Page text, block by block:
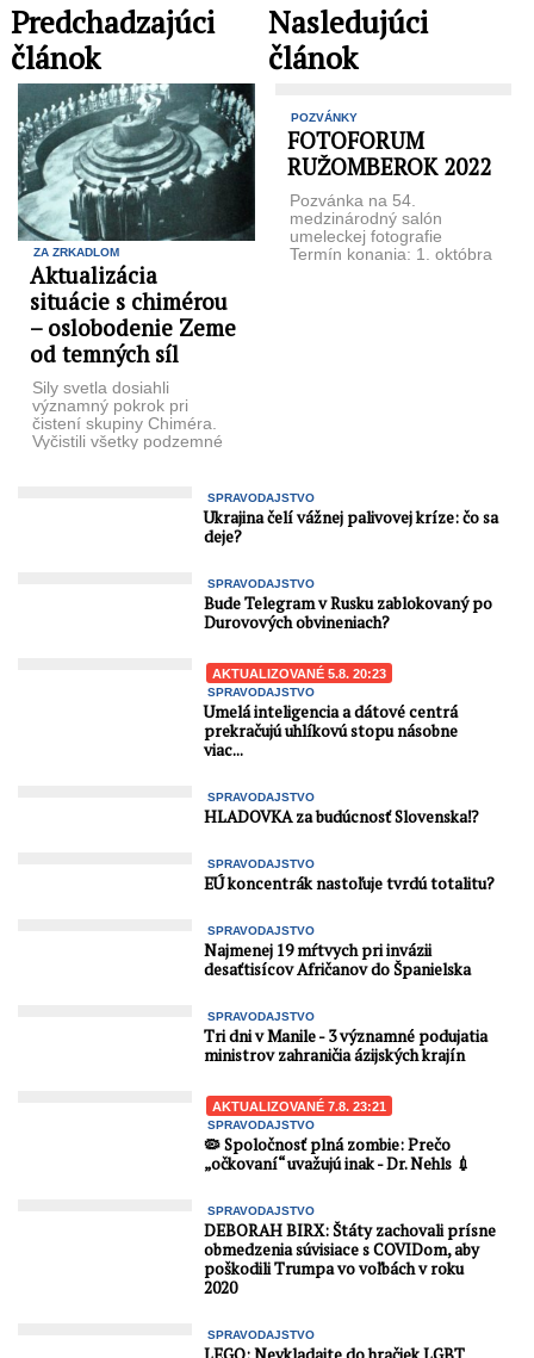
Predchadzajúci
článok
ZA ZRKADLOM
Aktualizácia
situácie s chimérou
– oslobodenie Zeme
od temných síl
Sily svetla dosiahli
významný pokrok pri
čistení skupiny Chiméra.
Vyčistili všetky podzemné
Nasledujúci
článok
POZVÁNKY
FOTOFORUM
RUŽOMBEROK 2022
Pozvánka na 54.
medzinárodný salón
umeleckej fotografie
Termín konania: 1. októbra
SPRAVODAJSTVO
Ukrajina čelí vážnej palivovej kríze: čo sa
deje?
SPRAVODAJSTVO
Bude Telegram v Rusku zablokovaný po
Durovových obvineniach?
AKTUALIZOVANÉ 5.8. 20:23
SPRAVODAJSTVO
Umelá inteligencia a dátové centrá
prekračujú uhlíkovú stopu násobne
viac...
SPRAVODAJSTVO
HLADOVKA za budúcnosť Slovenska⁉️
SPRAVODAJSTVO
EÚ koncentrák nastoľuje tvrdú totalitu?
SPRAVODAJSTVO
Najmenej 19 mŕtvych pri invázii
desaťtisícov Afričanov do Španielska
SPRAVODAJSTVO
Tri dni v Manile - 3 významné podujatia
ministrov zahraničia ázijských krajín
AKTUALIZOVANÉ 7.8. 23:21
SPRAVODAJSTVO
🦠 Spoločnosť plná zombie: Prečo
„očkovaní“ uvažujú inak - Dr. Nehls 💉
SPRAVODAJSTVO
DEBORAH BIRX: Štáty zachovali prísne
obmedzenia súvisiace s COVIDom, aby
poškodili Trumpa vo voľbách v roku
2020
SPRAVODAJSTVO